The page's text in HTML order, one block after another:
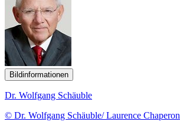
Bildinformationen
Dr. Wolfgang Schäuble
© Dr. Wolfgang Schäuble/ Laurence Chaperon